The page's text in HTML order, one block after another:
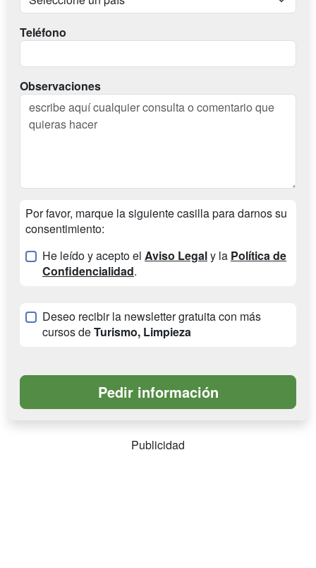
Teléfono
Observaciones
Por favor, marque la siguiente casilla para darnos su
consentimiento:
He leído y acepto el Aviso Legaly la Política de
Confidencialidad.
Deseo recibir la newsletter gratuita con más
cursos deTurismo, Limpieza
Publicidad